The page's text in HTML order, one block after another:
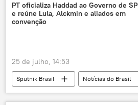
PT oficializa Haddad ao Governo de SP
e reúne Lula, Alckmin e aliados em
convenção
25 de julho, 14:53
Sputnik Brasil
Notícias do Brasil
Simone Tebet
Marina Silva